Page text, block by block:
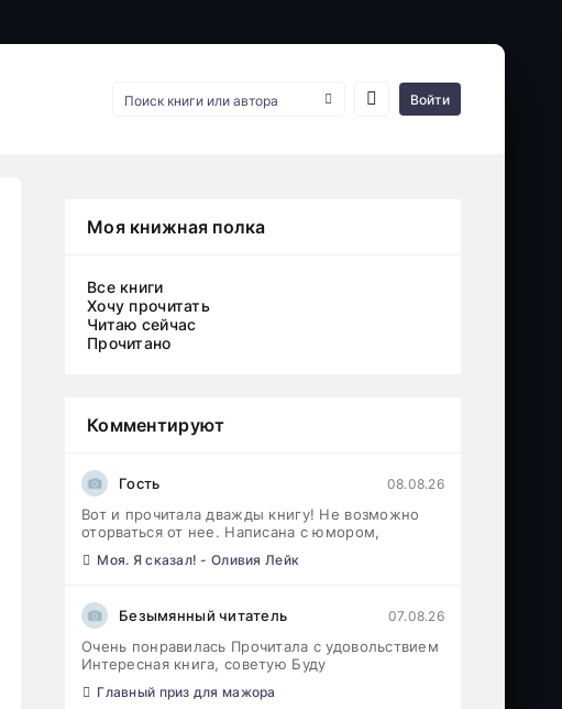
Войти
Моя книжная полка
Все книги
Хочу прочитать
Читаю сейчас
Прочитано
Комментируют
Гость 08.08.26
Вот и прочитала дважды книгу! Не возможно
оторваться от нее. Написана с юмором,
Моя. Я сказал! - Оливия Лейк
Безымянный читатель 07.08.26
Очень понравилась Прочитала с удовольствием
Интересная книга, советую Буду
Главный приз для мажора